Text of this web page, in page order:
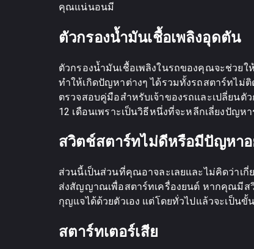
คุณแน่นอนมี
ตัวกรองน้ำมันเชื้อเพลิงอุดตัน
ตัวกรองน้ำมันเชื้อเพลิงในรถของคุณจะช่วย
ทำให้เกิดปัญหาต่างๆ ได้รวมทั้งรถสตาร์ทไม่
ตรวจสอบคู่มือสำหรับเจ้าของรถและเปลี่ยนตั
12 เดือนเพราะเป็นวิธีหนึ่งที่จะหลีกเลี่ยงปัญ
สวิตช์สตาร์ทไม่ดีหรือมีปัญหา
ส่วนนี้เป็นส่วนที่คุณอาจละเลยและไม่คิดว่าเ
ส่งสัญญาณเพื่อสตาร์ทเครื่องยนต์ หากคุณมี
กุญแจได้ด้วยตัวเอง แต่โดยทั่วไปแล้วจะเป็น
สตาร์ทเตอร์เสีย